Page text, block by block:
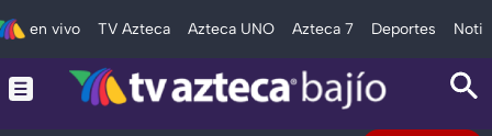
en vivo TV Azteca Azteca UNO Azteca 7 Deportes